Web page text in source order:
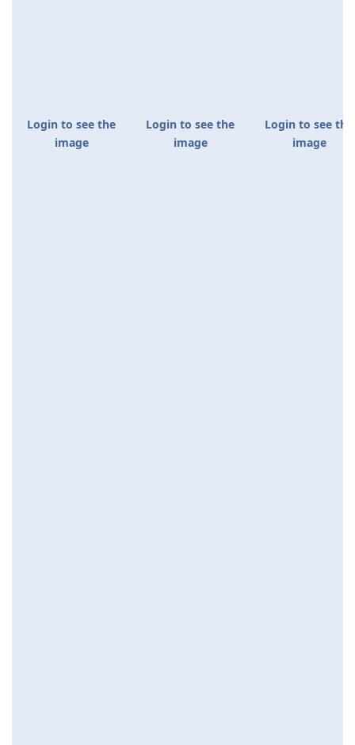
Login to see the
image
Login to see the
image
Login to see the
image